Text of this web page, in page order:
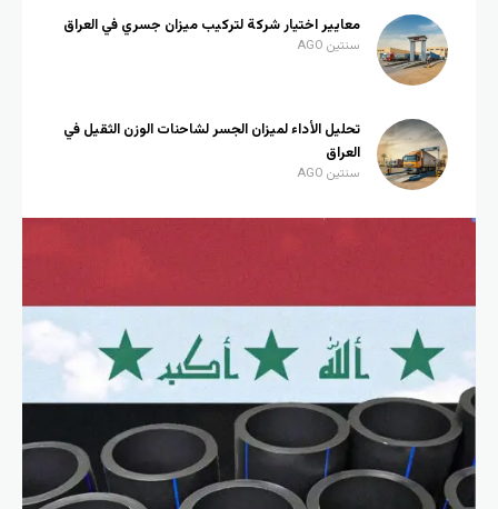
معايير اختيار شركة لتركيب ميزان جسري في العراق
سنتين AGO
تحليل الأداء لميزان الجسر لشاحنات الوزن الثقيل في
العراق
سنتين AGO